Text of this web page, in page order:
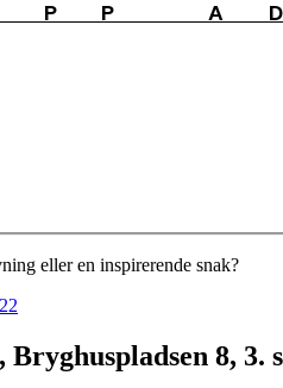
eller en inspirerende snak?
8, 3.